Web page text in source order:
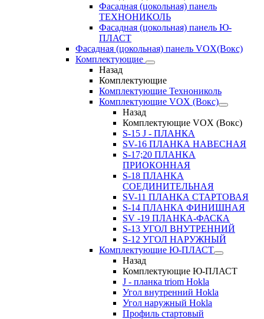
Фасадная (цокольная) панель
ТЕХНОНИКОЛЬ
Фасадная (цокольная) панель Ю-
ПЛАСТ
Фасадная (цокольная) панель VOX(Вокс)
Комплектующие
Назад
Комплектующие
Комплектующие Технониколь
Комплектующие VOX (Вокс)
Назад
Комплектующие VOX (Вокс)
S-15 J - ПЛАНКА
SV-16 ПЛАНКА НАВЕСНАЯ
S-17;20 ПЛАНКА
ПРИОКОННАЯ
S-18 ПЛАНКА
СОЕДИНИТЕЛЬНАЯ
SV-11 ПЛАНКА СТАРТОВАЯ
S-14 ПЛАНКА ФИНИШНАЯ
SV -19 ПЛАНКА-ФАСКА
S-13 УГОЛ ВНУТРЕННИЙ
S-12 УГОЛ НАРУЖНЫЙ
Комплектующие Ю-ПЛАСТ
Назад
Комплектующие Ю-ПЛАСТ
J - планка triom Hokla
Угол внутренний Hokla
Угол наружный Hokla
Профиль стартовый